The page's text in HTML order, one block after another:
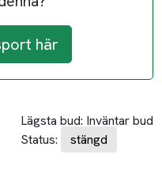
här
Lägsta bud: Inväntar bud
Status:
stängd